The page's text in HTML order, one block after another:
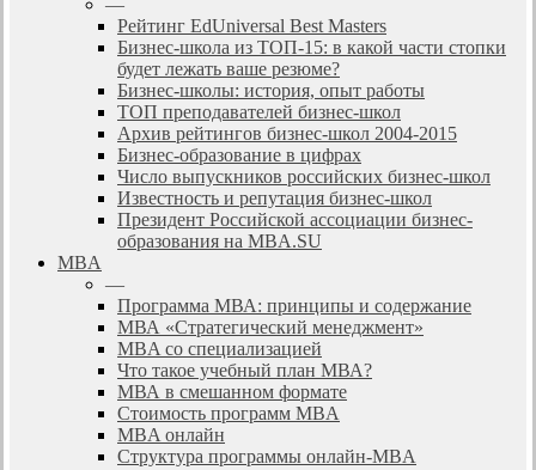
—
Рейтинг EdUniversal Best Masters
Бизнес-школа из ТОП-15: в какой части стопки
будет лежать ваше резюме?
Бизнес-школы: история, опыт работы
ТОП преподавателей бизнес-школ
Архив рейтингов бизнес-школ 2004-2015
Бизнес-образование в цифрах
Число выпускников российских бизнес-школ
Известность и репутация бизнес-школ
Президент Российской ассоциации бизнес-
образования на MBA.SU
MBA
—
Программа МВА: принципы и содержание
МВА «Cтратегический менеджмент»
MBA со специализацией
Что такое учебный план МВА?
МВА в смешанном формате
Стоимость программ MBA
MBA онлайн
Cтруктура программы онлайн-MBA